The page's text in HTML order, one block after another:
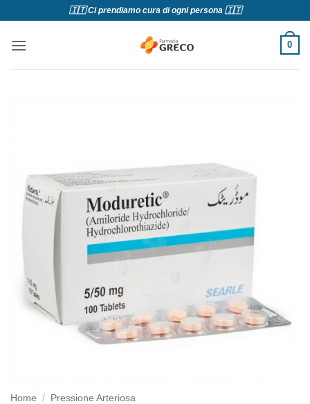
contenuti
🇮🇹 Ci prendiamo cura di ogni persona 🇮🇹
0
Home / Pressione Arteriosa